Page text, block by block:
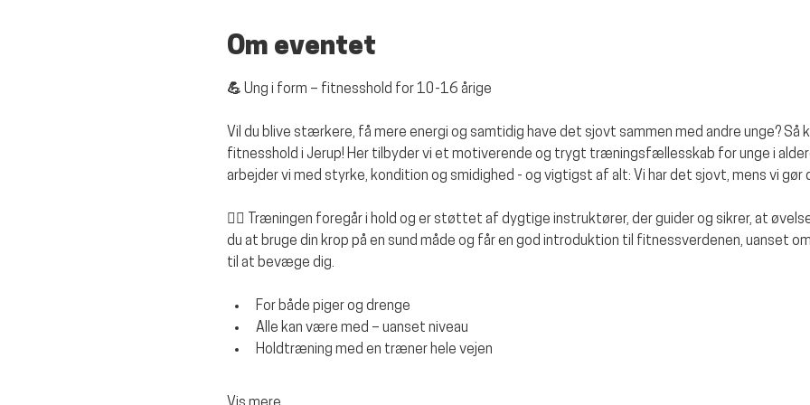
Om eventet
💪 Ung i form – fitnesshold for 10-16 årige
Vil du blive stærkere, få mere energi og samtidig have det sjovt sammen med andre unge? Så
fitnesshold i Jerup! Her tilbyder vi et motiverende og trygt træningsfællesskab for unge i
arbejder vi med styrke, kondition og smidighed - og vigtigst af alt: Vi har det sjovt, mens vi gør
🏋️‍♂️ Træningen foregår i hold og er støttet af dygtige instruktører, der guider og sikrer, at
du at bruge din krop på en sund måde og får en god introduktion til fitnessverdenen, uanset
til at bevæge dig.
For både piger og drenge
Alle kan være med – uanset niveau
Holdtræning med en træner hele vejen